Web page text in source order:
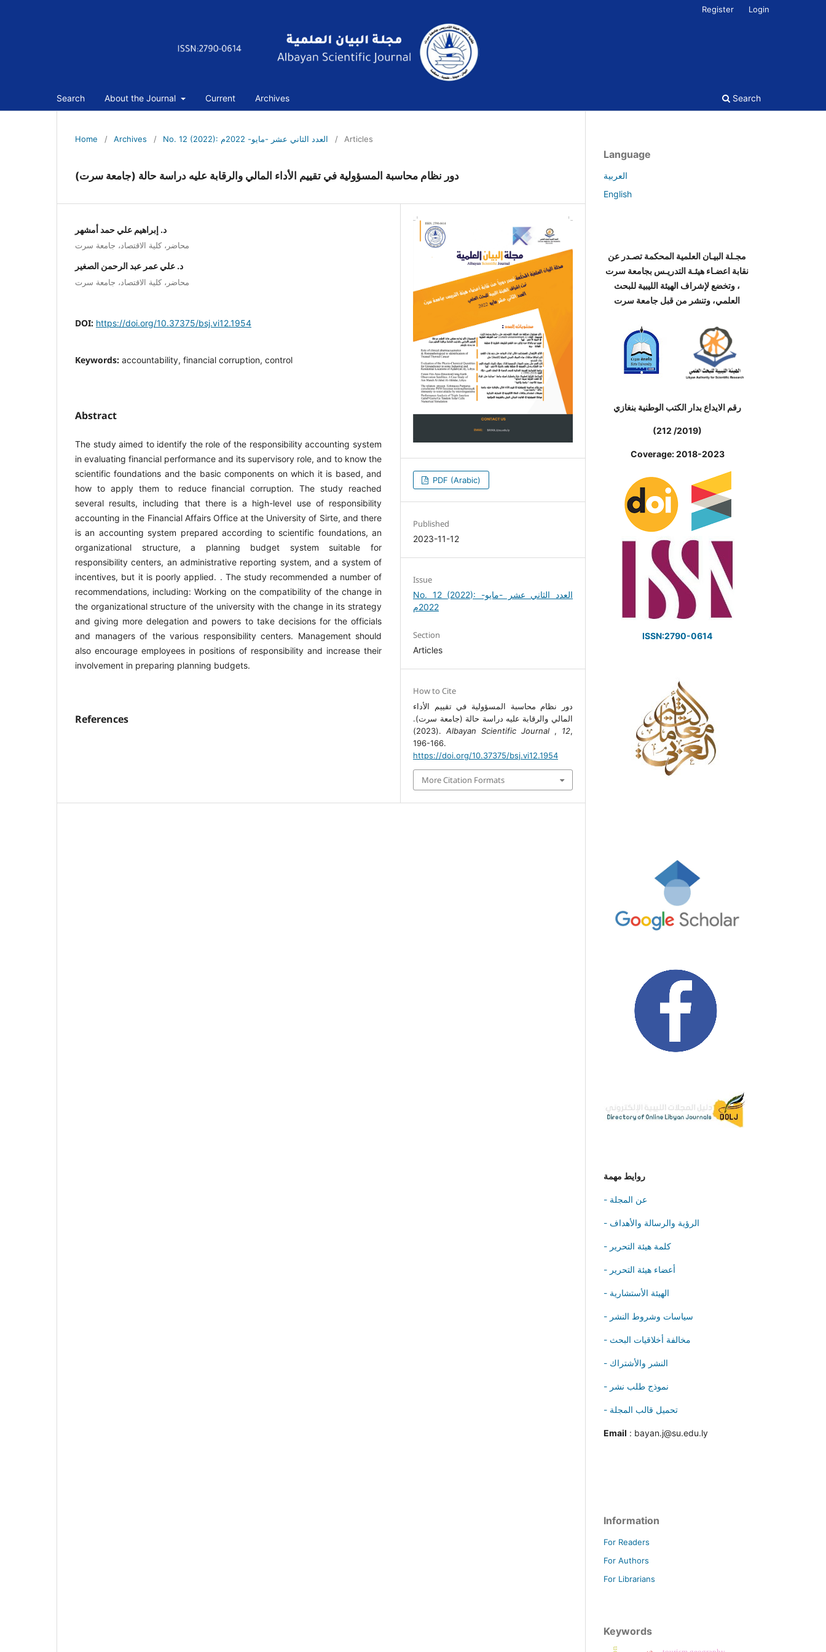
Search About the Journal Current Archives Search
Register Login
Home / Archives / No. 12 (2022): العدد الثاني عشر -مايو- 2022م / Articles
دور نظام محاسبة المسؤولية في تقييم الأداء المالي والرقابة عليه دراسة حالة (جامعة سرت)
د. إبراهيم علي حمد أمشهر
محاضر، كلية الاقتصاد، جامعة سرت
د. علي عمر عبد الرحمن الصغير
محاضر، كلية الاقتصاد، جامعة سرت
DOI: https://doi.org/10.37375/bsj.vi12.1954
Keywords: accountability, financial corruption, control
Abstract
The study aimed to identify the role of the responsibility accounting system
in evaluating financial performance and its supervisory role, and to know the
scientific foundations and the basic components on which it is based, and
how to apply them to reduce financial corruption. The study reached
several results, including that there is a high-level use of responsibility
accounting in the Financial Affairs Office at the University of Sirte, and there
is an accounting system prepared according to scientific foundations, an
organizational structure, a planning budget system suitable for
responsibility centers, an administrative reporting system, and a system of
incentives, but it is poorly applied. . The study recommended a number of
recommendations, including: Working on the compatibility of the change in
the organizational structure of the university with the change in its strategy
and giving more delegation and powers to take decisions for the officials
and managers of the various responsibility centers. Management should
also encourage employees in positions of responsibility and increase their
involvement in preparing planning budgets.
References
PDF (Arabic)
Published
2023-11-12
Issue
No. 12 (2022): العدد الثاني عشر -مايو-
2022م
Section
Articles
How to Cite
دور نظام محاسبة المسؤولية في تقييم الأداء
المالي والرقابة عليه دراسة حالة (جامعة سرت).
(2023).Albayan Scientific Journal , 12,
196-166.
https://doi.org/10.37375/bsj.vi12.1954
More Citation Formats
Language
العربية
English
مجـلة البيـان العلمية المحكمة تصـدر عن
نقابة اعضـاء هيئـة التدريـس بجامعة سرت
، وتخضع لإشراف الهيئة الليبية للبحث
العلمي، وتنشر من قبل جامعة سرت
رقم الايداع بدار الكتب الوطنية بنغازي
(212 /2019)
Coverage: 2018-2023
ISSN:2790-0614
- عن المجلة
- الرؤية والرسالة والأهداف
- كلمة هيئة التحرير
- أعضاء هيئة التحرير
- الهيئة الأستشارية
- سياسات وشروط النشر
- مخالفة أخلاقيات البحث
- النشر والأشتراك
- نموذج طلب نشر
- تحميل قالب المجلة
Email : bayan.j@su.edu.ly
Information
For Readers
For Authors
For Librarians
Keywords